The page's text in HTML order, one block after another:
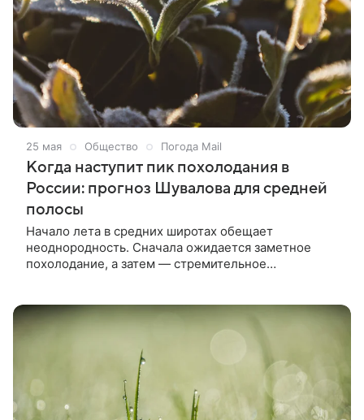
25 мая Общество Погода Mail
Когда наступит пик похолодания в
России: прогноз Шувалова для средней
полосы
Начало лета в средних широтах обещает
неоднородность. Сначала ожидается заметное
похолодание, а затем — стремительное
самый холодный день. На территории от Смоленска
до Казани температура днем составит около +10 °C.
Об этом написал в Telegram-канале глава
прогностического центра «Метео» Александр
Шувалов.